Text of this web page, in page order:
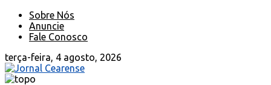
Sobre Nós
Anuncie
Fale Conosco
terça-feira, 4 agosto, 2026